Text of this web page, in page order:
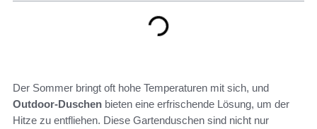
Der Sommer bringt oft hohe Temperaturen mit sich, und
Outdoor-Duschen bieten eine erfrischende Lösung, um der
Hitze zu entfliehen. Diese Gartenduschen sind nicht nur